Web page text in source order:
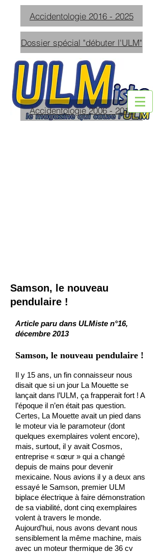
Accidentologie 2016 - 2025
Dossier spécial "débuter l'ULM"
Accidentologie 2006 - 2015
Samson, le nouveau
pendulaire !
Article paru dans ULMiste n°16,
décembre 2013
Samson, le nouveau pendulaire !
Il y 15 ans, un fin connaisseur nous
disait que si un jour La Mouette se
lançait dans l’ULM, ça frapperait fort ! A
l’époque il n’en était pas question.
Certes, La Mouette avait un pied dans
le moteur via le paramoteur (dont
quelques exemplaires volent encore),
mais, surtout, il y avait Cosmos,
entreprise « sœur » qui a changé
depuis de mains pour devenir
mexicaine. Nous avions il y a deux ans
essayé le Samson, premier ULM
biplace électrique à faire démonstration
de sa viabilité, dont cinq exemplaires
volent à travers le monde.
Aujourd’hui, nous avons devant nous
sensiblement la même machine, mais
avec un moteur thermique de 36 cv